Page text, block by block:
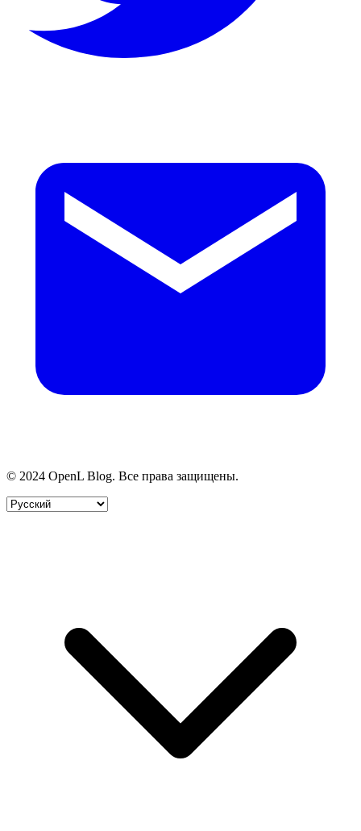
© 2024 OpenL Blog. Все права защищены.